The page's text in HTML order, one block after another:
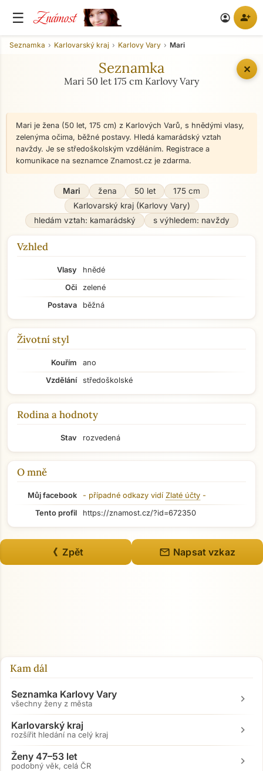
☰ Známost account_circle person_add
✕
Seznamka Karlovarský kraj Karlovy Vary Mari
Seznamka
Mari 50 let 175 cm Karlovy Vary
Mari je žena (50 let, 175 cm) z Karlových Varů, s hnědými vlasy,
zelenýma očima, běžné postavy. Hledá kamarádský vztah
navždy. Je se středoškolským vzděláním. Registrace a
komunikace na seznamce Znamost.cz je zdarma.
Mari žena 50 let
175 cm
Karlovarský kraj (Karlovy Vary)
hledám vztah: kamarádský
s výhledem: navždy
Vzhled
Vlasy
hnědé
Oči
zelené
Postava
běžná
Životní styl
Kouřím
ano
Vzdělání
středoškolské
Rodina a hodnoty
Stav rozvedená
O mně
Můj facebook - případné odkazy vidí Zlaté účty -
Tento profil
https://znamost.cz/?id=672350
《 Zpět mail Napsat vzkaz
Kam dál
Seznamka Karlovy Vary
všechny ženy z města chevron_right
Karlovarský kraj
rozšířit hledání na celý kraj chevron_right
Ženy 47–53 let
podobný věk, celá ČR chevron_right